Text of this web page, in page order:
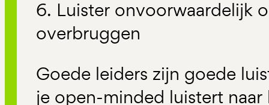
6. Luister onvoorwaardelijk
overbruggen
Goede leiders zijn goede
je open-minded luistert